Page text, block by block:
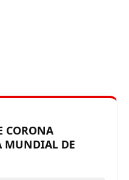
CORONA
MUNDIAL DE